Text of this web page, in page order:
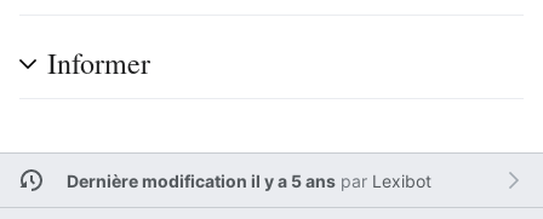
Informer
Dernière modification il y a 5 anspar Lexibot